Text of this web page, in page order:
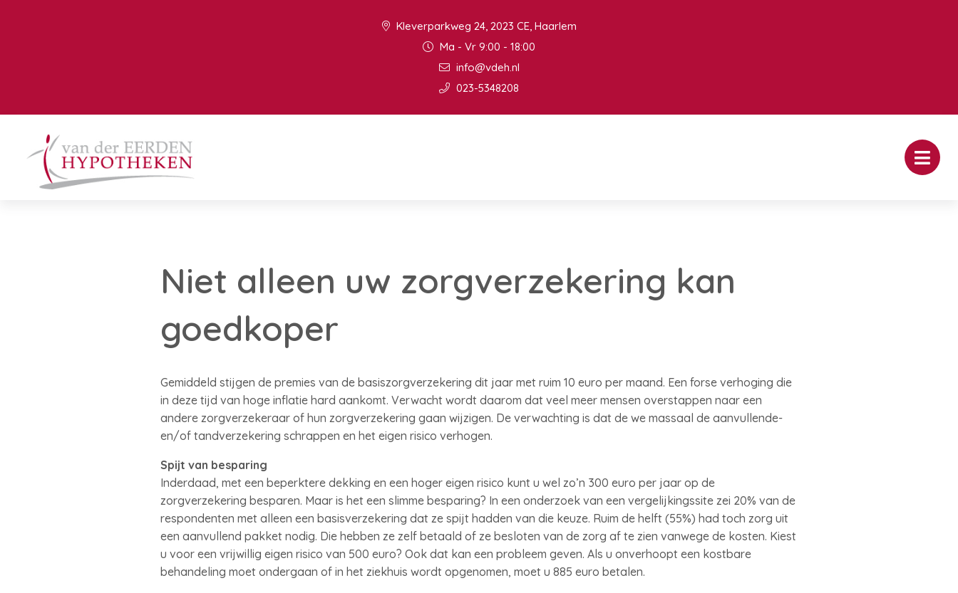
Kleverparkweg 24, 2023 CE, Haarlem
Ma - Vr 9:00 - 18:00
info@vdeh.nl
023-5348208
Niet alleen uw zorgverzekering kan
goedkoper
Gemiddeld stijgen de premies van de basiszorgverzekering dit jaar met ruim 10 euro per maand. Een forse verhoging die
in deze tijd van hoge inflatie hard aankomt. Verwacht wordt daarom dat veel meer mensen overstappen naar een
andere zorgverzekeraar of hun zorgverzekering gaan wijzigen. De verwachting is dat de we massaal de aanvullende-
en/of tandverzekering schrappen en het eigen risico verhogen.
Spijt van besparing
Inderdaad, met een beperktere dekking en een hoger eigen risico kunt u wel zo’n 300 euro per jaar op de
zorgverzekering besparen. Maar is het een slimme besparing? In een onderzoek van een vergelijkingssite zei 20% van de
respondenten met alleen een basisverzekering dat ze spijt hadden van die keuze. Ruim de helft (55%) had toch zorg uit
een aanvullend pakket nodig. Die hebben ze zelf betaald of ze besloten van de zorg af te zien vanwege de kosten. Kiest
u voor een vrijwillig eigen risico van 500 euro? Ook dat kan een probleem geven. Als u onverhoopt een kostbare
behandeling moet ondergaan of in het ziekhuis wordt opgenomen, moet u 885 euro betalen.